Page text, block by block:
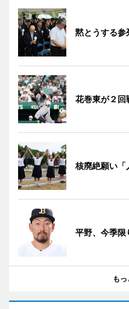
黙とうする参
花巻東が２
核廃絶願い
平野、今季
も